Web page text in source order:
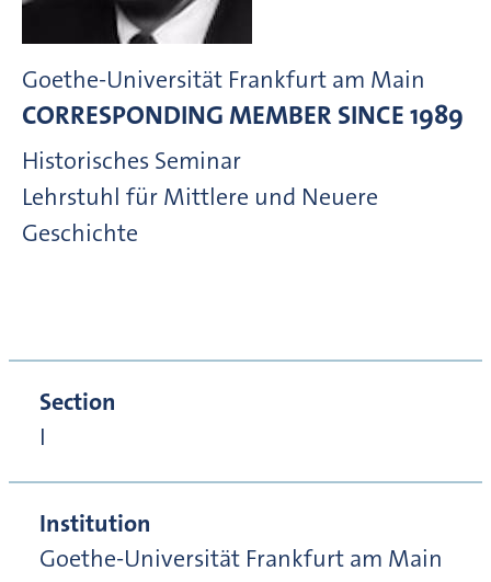
Goethe-Universität Frankfurt am Main
CORRESPONDING MEMBER SINCE 1989
Historisches Seminar
Lehrstuhl für Mittlere und Neuere
Geschichte
Section
I
Institution
Goethe-Universität Frankfurt am Main